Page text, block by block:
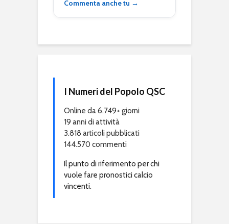
Commenta anche tu →
I Numeri del Popolo QSC
Online da 6.749+ giorni
19 anni di attività
3.818 articoli pubblicati
144.570 commenti
Il punto di riferimento per chi
vuole fare pronostici calcio
vincenti.